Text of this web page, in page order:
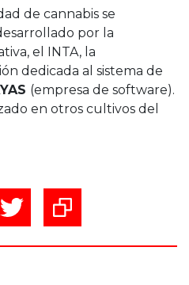
de cannabis se
por la
el INTA, la
dedicada al sistema de
(empresa de software).
en otros cultivos del